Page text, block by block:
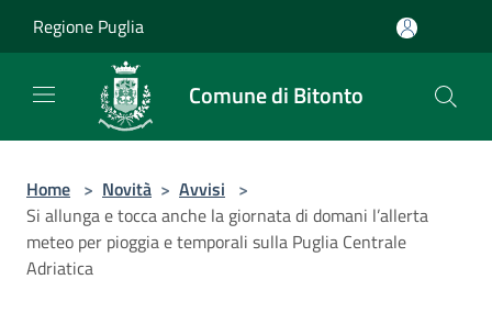
Regione Puglia
Comune di Bitonto
Home > Novità > Avvisi >
Si allunga e tocca anche la giornata di domani l’allerta
meteo per pioggia e temporali sulla Puglia Centrale
Adriatica